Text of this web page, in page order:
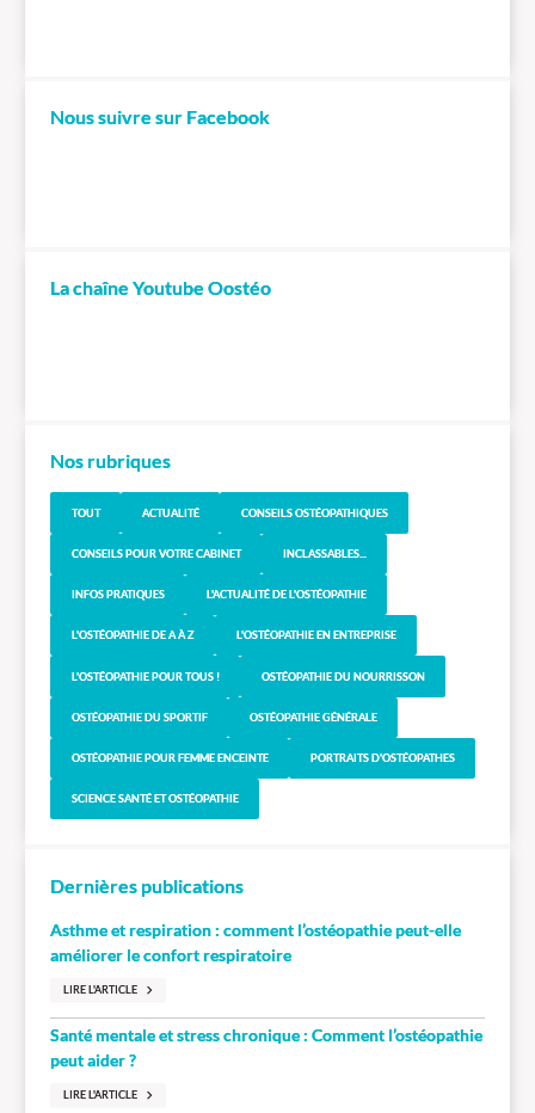
Nous suivre sur Facebook
La chaîne Youtube Oostéo
Nos rubriques
TOUT ACTUALITÉ CONSEILS OSTÉOPATHIQUES
CONSEILS POUR VOTRE CABINET INCLASSABLES...
INFOS PRATIQUES L'ACTUALITÉ DE L'OSTÉOPATHIE
L'OSTÉOPATHIE DE A À Z L'OSTÉOPATHIE EN ENTREPRISE
L'OSTÉOPATHIE POUR TOUS ! OSTÉOPATHIE DU NOURRISSON
OSTÉOPATHIE DU SPORTIF OSTÉOPATHIE GÉNÉRALE
OSTÉOPATHIE POUR FEMME ENCEINTE PORTRAITS D'OSTÉOPATHES
SCIENCE SANTÉ ET OSTÉOPATHIE
Dernières publications
Asthme et respiration : comment l’ostéopathie peut-elle
améliorer le confort respiratoire
LIRE L'ARTICLE
Santé mentale et stress chronique : Comment l’ostéopathie
peut aider ?
LIRE L'ARTICLE